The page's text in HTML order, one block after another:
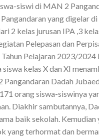
siswi di MAN 2
yang digelar
2 kelas jurusan IPA ,3
Pelepasan dan
Pelajaran 2023/
kelas X dan XI
Pangandaran Dadah
orang siswa-siswinya
Diakhir sambutannya,
baik sekolah.
yang terhormat dan